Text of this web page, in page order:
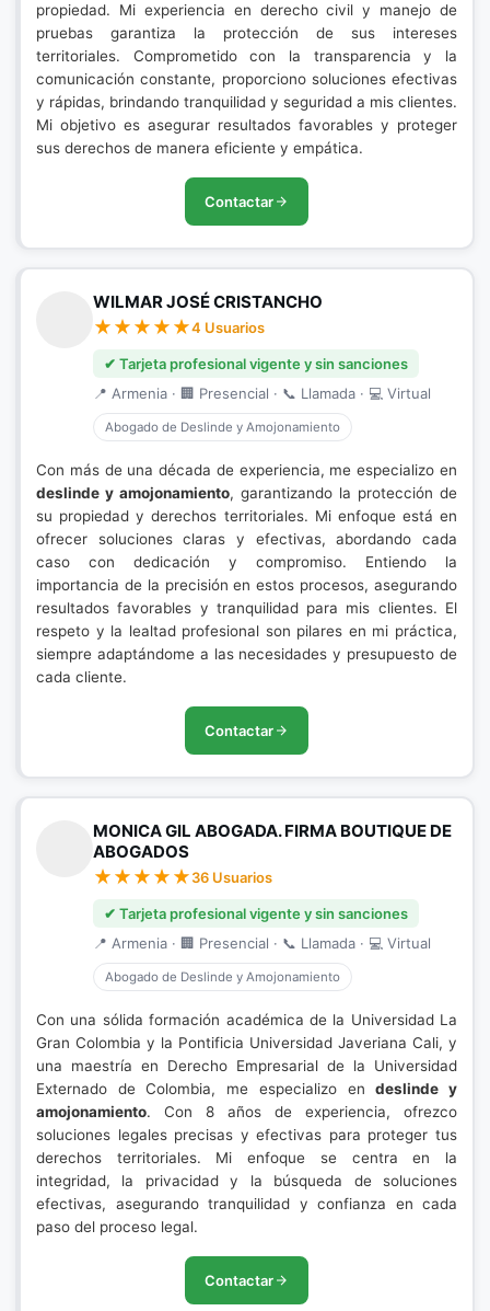
propiedad. Mi experiencia en derecho civil y manejo de
pruebas garantiza la protección de sus intereses
territoriales. Comprometido con la transparencia y la
comunicación constante, proporciono soluciones efectivas
y rápidas, brindando tranquilidad y seguridad a mis clientes.
Mi objetivo es asegurar resultados favorables y proteger
sus derechos de manera eficiente y empática.
Contactar
WILMAR JOSÉ CRISTANCHO
4 Usuarios
✔ Tarjeta profesional vigente y sin sanciones
📍 Armenia · 🏢 Presencial · 📞 Llamada · 💻 Virtual
Abogado de Deslinde y Amojonamiento
Con más de una década de experiencia, me especializo en
deslinde y amojonamiento, garantizando la protección de
su propiedad y derechos territoriales. Mi enfoque está en
ofrecer soluciones claras y efectivas, abordando cada
caso con dedicación y compromiso. Entiendo la
importancia de la precisión en estos procesos, asegurando
resultados favorables y tranquilidad para mis clientes. El
respeto y la lealtad profesional son pilares en mi práctica,
siempre adaptándome a las necesidades y presupuesto de
cada cliente.
Contactar
MONICA GIL ABOGADA. FIRMA BOUTIQUE DE
ABOGADOS
36 Usuarios
✔ Tarjeta profesional vigente y sin sanciones
📍 Armenia · 🏢 Presencial · 📞 Llamada · 💻 Virtual
Abogado de Deslinde y Amojonamiento
Con una sólida formación académica de la Universidad La
Gran Colombia y la Pontificia Universidad Javeriana Cali, y
una maestría en Derecho Empresarial de la Universidad
Externado de Colombia, me especializo endeslinde y
amojonamiento. Con 8 años de experiencia, ofrezco
soluciones legales precisas y efectivas para proteger tus
derechos territoriales. Mi enfoque se centra en la
integridad, la privacidad y la búsqueda de soluciones
efectivas, asegurando tranquilidad y confianza en cada
paso del proceso legal.
Contactar